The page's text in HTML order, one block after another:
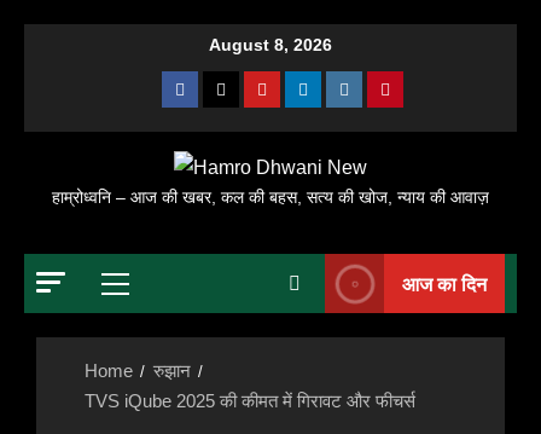
August 8, 2026
Facebook
X YoutubeLinkedinInstagramPinterest
हाम्रोध्वनि – आज की खबर, कल की बहस, सत्य की खोज, न्याय की आवाज़
Primary
आज का दिन
Home
रुझान
TVS iQube 2025 की कीमत में गिरावट और फीचर्स